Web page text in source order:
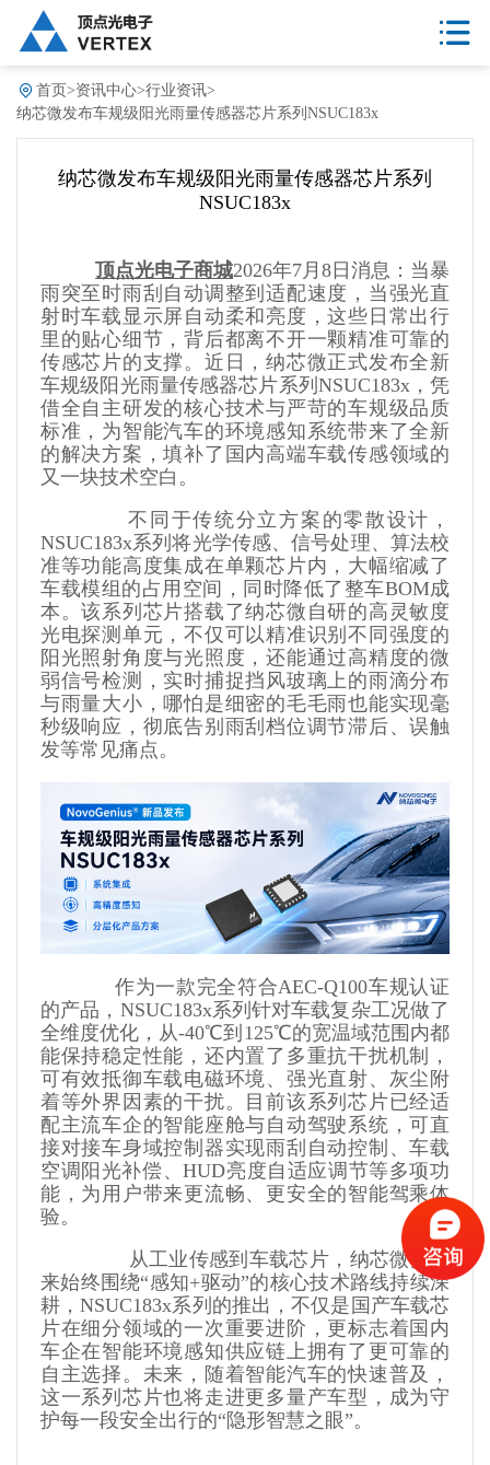
首页 >资讯中心>行业资讯>
纳芯微发布车规级阳光雨量传感器芯片系列NSUC183x
纳芯微发布车规级阳光雨量传感器芯片系列
NSUC183x
顶点光电子商城2026年7月8日消息：当暴
雨突至时雨刮自动调整到适配速度，当强光直
射时车载显示屏自动柔和亮度，这些日常出行
里的贴心细节，背后都离不开一颗精准可靠的
传感芯片的支撑。近日，纳芯微正式发布全新
车规级阳光雨量传感器芯片系列NSUC183x，凭
借全自主研发的核心技术与严苛的车规级品质
标准，为智能汽车的环境感知系统带来了全新
的解决方案，填补了国内高端车载传感领域的
又一块技术空白。
不同于传统分立方案的零散设计，
NSUC183x系列将光学传感、信号处理、算法校
准等功能高度集成在单颗芯片内，大幅缩减了
车载模组的占用空间，同时降低了整车BOM成
本。该系列芯片搭载了纳芯微自研的高灵敏度
光电探测单元，不仅可以精准识别不同强度的
阳光照射角度与光照度，还能通过高精度的微
弱信号检测，实时捕捉挡风玻璃上的雨滴分布
与雨量大小，哪怕是细密的毛毛雨也能实现毫
秒级响应，彻底告别雨刮档位调节滞后、误触
发等常见痛点。
作为一款完全符合AEC-Q100车规认证
的产品，NSUC183x系列针对车载复杂工况做了
全维度优化，从-40℃到125℃的宽温域范围内都
能保持稳定性能，还内置了多重抗干扰机制，
可有效抵御车载电磁环境、强光直射、灰尘附
着等外界因素的干扰。目前该系列芯片已经适
配主流车企的智能座舱与自动驾驶系统，可直
接对接车身域控制器实现雨刮自动控制、车载
空调阳光补偿、HUD亮度自适应调节等多项功
能，为用户带来更流畅、更安全的智能驾乘体
验。
从工业传感到车载芯片，纳芯微多年
来始终围绕“感知+驱动”的核心技术路线持续深
耕，NSUC183x系列的推出，不仅是国产车载芯
片在细分领域的一次重要进阶，更标志着国内
车企在智能环境感知供应链上拥有了更可靠的
自主选择。未来，随着智能汽车的快速普及，
这一系列芯片也将走进更多量产车型，成为守
护每一段安全出行的“隐形智慧之眼”。